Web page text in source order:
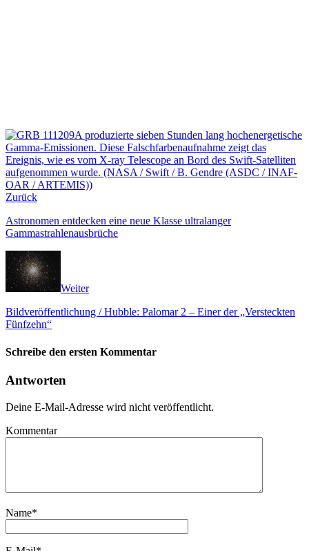
Zurück
Astronomen entdecken eine neue Klasse ultralanger
Gammastrahlenausbrüche
Weiter
Bildveröffentlichung / Hubble: Palomar 2 – Einer der „Versteckten
Fünfzehn“
Schreibe den ersten Kommentar
Antworten
Deine E-Mail-Adresse wird nicht veröffentlicht.
Kommentar
Name*